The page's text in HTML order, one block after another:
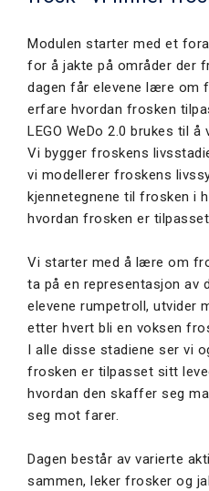
Modulen starter med et
for å jakte på områder der
dagen får elevene lære om
erfare hvordan frosken
LEGO WeDo 2.0 brukes til
Vi bygger froskens
vi modellerer froskens
kjennetegnene til frosken i
hvordan frosken er
Vi starter med å lære om
ta på en representasjon av
elevene rumpetroll, utvider
etter hvert bli en voksen
I alle disse stadiene ser vi
frosken er tilpasset sitt
hvordan den skaffer seg
seg mot farer.
Dagen består av varierte
sammen, leker frosker og